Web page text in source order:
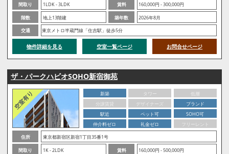
間取り
1LDK - 3LDK 賃料
160,000円 - 300,000円
階数
地上13階建 築年数
2026年8月
交通
東京メトロ半蔵門線「住吉駅」徒歩5分
物件詳細を見る 空室一覧ページ お問合せページ
ザ・パークハビオSOHO新宿御苑
新築 タワー
低層
分譲賃貸
デザイナーズ
ブランド
駅近
ペット可
SOHO可
仲介料ゼロ
礼金ゼロ
フリーレント
住所
東京都新宿区新宿1丁目35番1号
間取り
1K - 2LDK 賃料
160,000円 - 500,000円